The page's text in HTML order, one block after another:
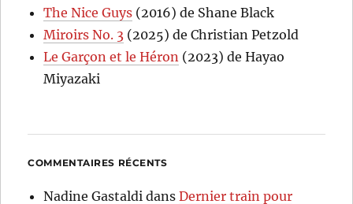
The Nice Guys (2016) de Shane Black
Miroirs No. 3 (2025) de Christian Petzold
Le Garçon et le Héron (2023) de Hayao
Miyazaki
COMMENTAIRES RÉCENTS
Nadine Gastaldi dansDernier train pour